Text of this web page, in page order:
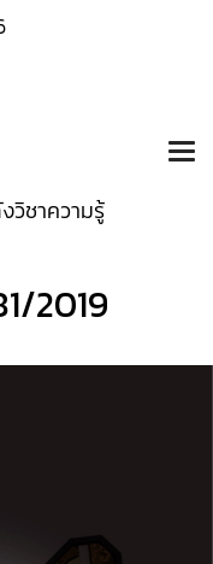
วิชาความรู้
2019